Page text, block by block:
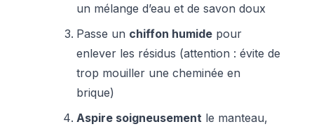
un mélange d’eau et de savon doux
Passe un chiffon humide pour
enlever les résidus (attention : évite de
trop mouiller une cheminée en
brique)
Aspire soigneusement le manteau,